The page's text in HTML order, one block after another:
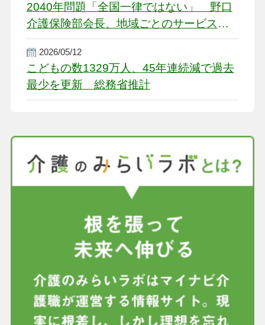
2040年問題「全国一律ではない」 野口
介護保険部会長、地域ごとのサービス基
盤整備を促す
2026/05/12
こどもの数1329万人、45年連続減で過去
最少を更新 総務省推計